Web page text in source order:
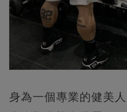
身為一個專業的健美